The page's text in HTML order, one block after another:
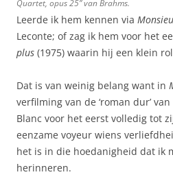
Quartet, opus 25” van Brahms.
Leerde ik hem kennen via
Leconte; of zag ik hem voor het
plus (1975) waarin hij een klein
Dat is van weinig belang want in
verfilming van de ‘roman dur’
Blanc voor het eerst volledig tot
eenzame voyeur wiens
het is in die hoedanigheid dat ik
herinneren.